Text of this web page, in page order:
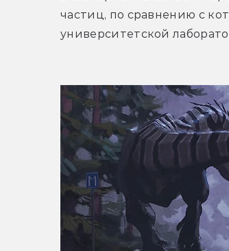
частиц, по сравнению с
университетской